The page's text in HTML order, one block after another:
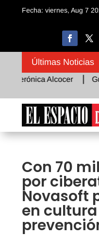
Fecha: viernes, Aug 7
Últimas Noticias
Alcocer
Con 70
por
Novasoft
en